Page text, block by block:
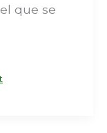
que se